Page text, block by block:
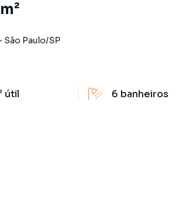
São Paulo/SP
útil 6 banheiros